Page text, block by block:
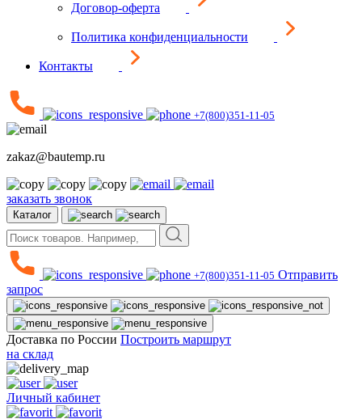
Договор-оферта
Политика конфиденциальности
Контакты
+7(800)351-11-05
zakaz@bautemp.ru
заказать звонок
Каталог
+7(800)351-11-05 Отправить
запрос
Доставка по России Построить маршрут
на склад
Личный кабинет